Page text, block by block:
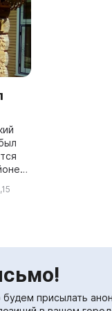
присылать